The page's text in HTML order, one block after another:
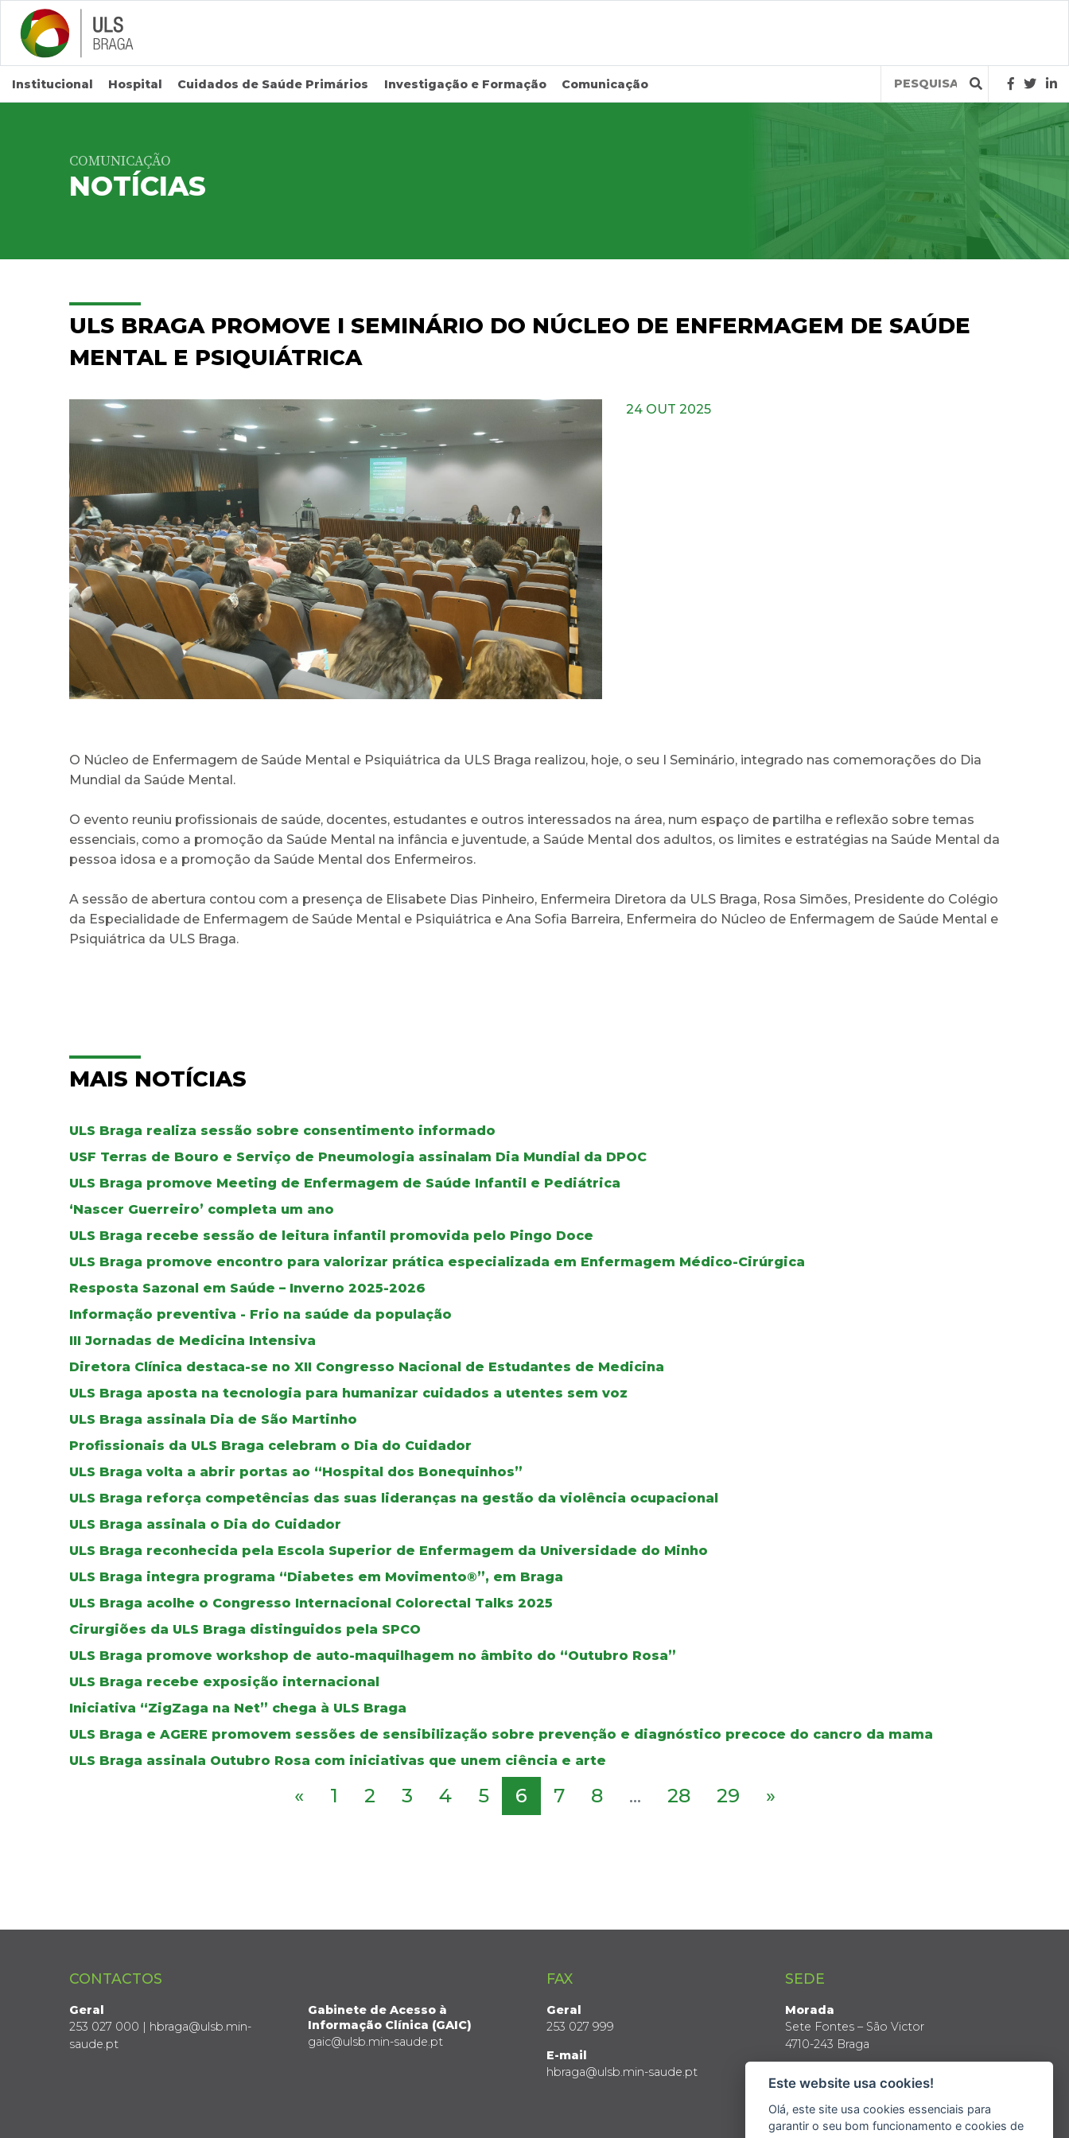
Saltar para conteúdo principal
Institucional Hospital Cuidados de Saúde Primários Investigação e Formação Comunicação
Query
COMUNICAÇÃO
NOTÍCIAS
ULS BRAGA PROMOVE I SEMINÁRIO DO NÚCLEO DE ENFERMAGEM DE SAÚDE
MENTAL E PSIQUIÁTRICA
24 OUT 2025
O Núcleo de Enfermagem de Saúde Mental e Psiquiátrica da ULS Braga realizou, hoje, o seu I Seminário, integrado nas comemorações do Dia
Mundial da Saúde Mental.
O evento reuniu profissionais de saúde, docentes, estudantes e outros interessados na área, num espaço de partilha e reflexão sobre temas
essenciais, como a promoção da Saúde Mental na infância e juventude, a Saúde Mental dos adultos, os limites e estratégias na Saúde Mental da
pessoa idosa e a promoção da Saúde Mental dos Enfermeiros.
A sessão de abertura contou com a presença de Elisabete Dias Pinheiro, Enfermeira Diretora da ULS Braga, Rosa Simões, Presidente do Colégio
da Especialidade de Enfermagem de Saúde Mental e Psiquiátrica e Ana Sofia Barreira, Enfermeira do Núcleo de Enfermagem de Saúde Mental e
Psiquiátrica da ULS Braga.
MAIS NOTÍCIAS
ULS Braga realiza sessão sobre consentimento informado
USF Terras de Bouro e Serviço de Pneumologia assinalam Dia Mundial da DPOC
ULS Braga promove Meeting de Enfermagem de Saúde Infantil e Pediátrica
‘Nascer Guerreiro’ completa um ano
ULS Braga recebe sessão de leitura infantil promovida pelo Pingo Doce
ULS Braga promove encontro para valorizar prática especializada em Enfermagem Médico-Cirúrgica
Resposta Sazonal em Saúde – Inverno 2025-2026
Informação preventiva - Frio na saúde da população
III Jornadas de Medicina Intensiva
Diretora Clínica destaca-se no XII Congresso Nacional de Estudantes de Medicina
ULS Braga aposta na tecnologia para humanizar cuidados a utentes sem voz
ULS Braga assinala Dia de São Martinho
Profissionais da ULS Braga celebram o Dia do Cuidador
ULS Braga volta a abrir portas ao “Hospital dos Bonequinhos”
ULS Braga reforça competências das suas lideranças na gestão da violência ocupacional
ULS Braga assinala o Dia do Cuidador
ULS Braga reconhecida pela Escola Superior de Enfermagem da Universidade do Minho
ULS Braga integra programa “Diabetes em Movimento®”, em Braga
ULS Braga acolhe o Congresso Internacional Colorectal Talks 2025
Cirurgiões da ULS Braga distinguidos pela SPCO
ULS Braga promove workshop de auto-maquilhagem no âmbito do “Outubro Rosa”
ULS Braga recebe exposição internacional
Iniciativa “ZigZaga na Net” chega à ULS Braga
ULS Braga e AGERE promovem sessões de sensibilização sobre prevenção e diagnóstico precoce do cancro da mama
ULS Braga assinala Outubro Rosa com iniciativas que unem ciência e arte
« 1 2 3 4 5 6 7 8 ... 28 29 »
CONTACTOS
Geral
253 027 000 | hbraga@ulsb.min-
saude.pt
Gabinete de Acesso à
Informação Clínica (GAIC)
gaic@ulsb.min-saude.pt
FAX
Geral
253 027 999
E-mail
hbraga@ulsb.min-saude.pt
SEDE
Morada
Sete Fontes – São Victor
4710-243 Braga
Latitude: 41º 34’ N
Longitude: 8º 24’ W
Este website usa cookies!
Olá, este site usa cookies essenciais para
garantir o seu bom funcionamento e cookies de